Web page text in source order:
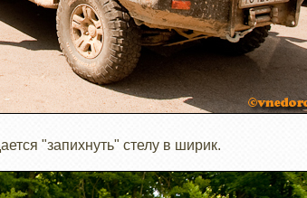
"запихнуть" стелу в ширик.